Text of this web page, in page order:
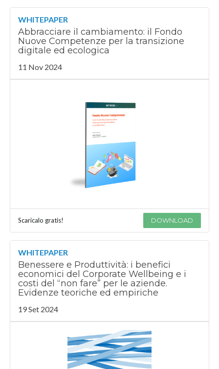
WHITEPAPER
Abbracciare il cambiamento: il Fondo
Nuove Competenze per la transizione
digitale ed ecologica
11 Nov 2024
Scaricalo gratis! DOWNLOAD
WHITEPAPER
Benessere e Produttività: i benefici
economici del Corporate Wellbeing e i
costi del “non fare” per le aziende.
Evidenze teoriche ed empiriche
19 Set 2024